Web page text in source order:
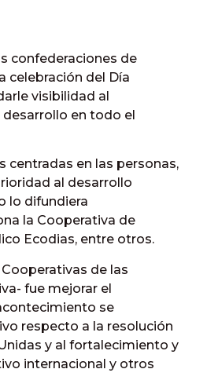
confederaciones de
celebración del Día
visibilidad al
en todo el
centradas en las personas,
al desarrollo
lo difundiera
la Cooperativa de
Ecodias, entre otros.
de las
fue mejorar el
se
respecto a la resolución
y al fortalecimiento y
internacional y otros